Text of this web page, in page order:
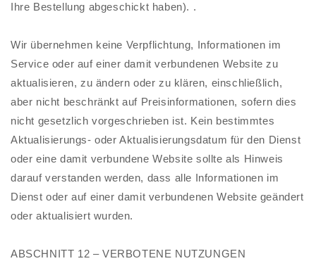
Ihre Bestellung abgeschickt haben). .
Wir übernehmen keine Verpflichtung, Informationen im
Service oder auf einer damit verbundenen Website zu
aktualisieren, zu ändern oder zu klären, einschließlich,
aber nicht beschränkt auf Preisinformationen, sofern dies
nicht gesetzlich vorgeschrieben ist. Kein bestimmtes
Aktualisierungs- oder Aktualisierungsdatum für den Dienst
oder eine damit verbundene Website sollte als Hinweis
darauf verstanden werden, dass alle Informationen im
Dienst oder auf einer damit verbundenen Website geändert
oder aktualisiert wurden.
ABSCHNITT 12 – VERBOTENE NUTZUNGEN